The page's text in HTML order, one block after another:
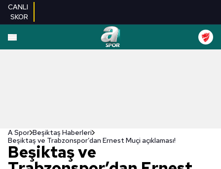
CANLI
SKOR
A Spor Beşiktaş Haberleri
Beşiktaş ve Trabzonspor’dan Ernest Muçi açıklaması!
Beşiktaş ve